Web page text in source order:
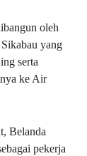
oleh
yang
serta
ke Air
Belanda
pekerja